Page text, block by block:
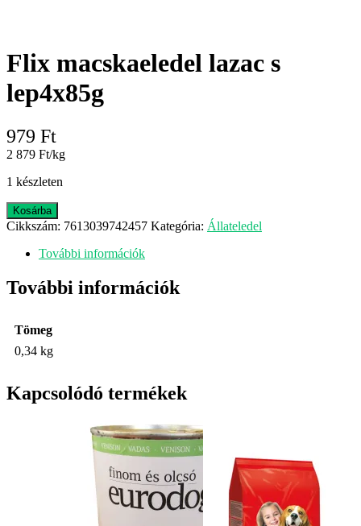
Flix macskaeledel lazac s
lep4x85g
979 Ft
2 879 Ft/kg
1 készleten
Flix
macskaeledel
mennyiség
Kosárba
Cikkszám: 7613039742457 Kategória: Állateledel
További információk
További információk
Tömeg
0,34 kg
Kapcsolódó termékek